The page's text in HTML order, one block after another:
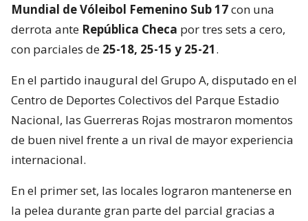
Mundial de Vóleibol Femenino Sub 17con una
derrota ante República Checa por tres sets a cero,
con parciales de 25-18, 25-15 y 25-21.
En el partido inaugural del Grupo A, disputado en el
Centro de Deportes Colectivos del Parque Estadio
Nacional, las Guerreras Rojas mostraron momentos
de buen nivel frente a un rival de mayor experiencia
internacional.
En el primer set, las locales lograron mantenerse en
la pelea durante gran parte del parcial gracias a